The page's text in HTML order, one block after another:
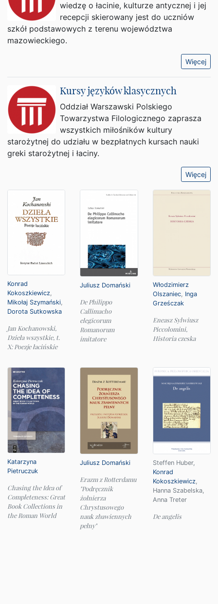
Konrad
Kokoszkiewicz,
Mikołaj Szymański,
Dorota Sutkowska
Jan Kochanowski,
Dzieła wszystkie, t.
X: Poezje łacińskie
Juliusz Domański
De Philippo
Callimacho
elegicorum
Romanorum
imitatore
Włodzimierz
Olszaniec, Inga
Grześczak
Eneasz Sylwiusz
Piccolomini,
Historia czeska
Katarzyna
Pietruczuk
Chasing the Idea of
Completeness: Great
Book Collections in
the Roman World
Juliusz Domański
Erazm z Rotterdamu
"Podręcznik
żołnierza
Chrystusowego
nauk zbawiennych
pełny"
Steffen Huber,
Konrad
Kokoszkiewicz,
Hanna Szabelska,
Anna Treter
De angelis
wiedzę o łacinie, kulturze antycznej i jej
recepcji skierowany jest do uczniów
szkół podstawowych z terenu województwa
mazowieckiego.
Więcej
Kursy języków klasycznych
Oddział Warszawski Polskiego
Towarzystwa Filologicznego zaprasza
wszystkich miłośników kultury
starożytnej do udziału w bezpłatnych kursach nauki
greki starożytnej i łaciny.
Więcej